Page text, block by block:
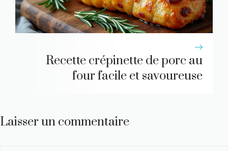
Recette crépinette de porc au
four facile et savoureuse
Laisser un commentaire